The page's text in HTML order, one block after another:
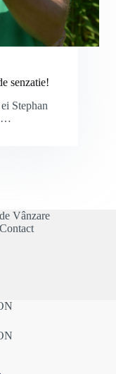
senzatie!
Stephan
Vânzare
Contact